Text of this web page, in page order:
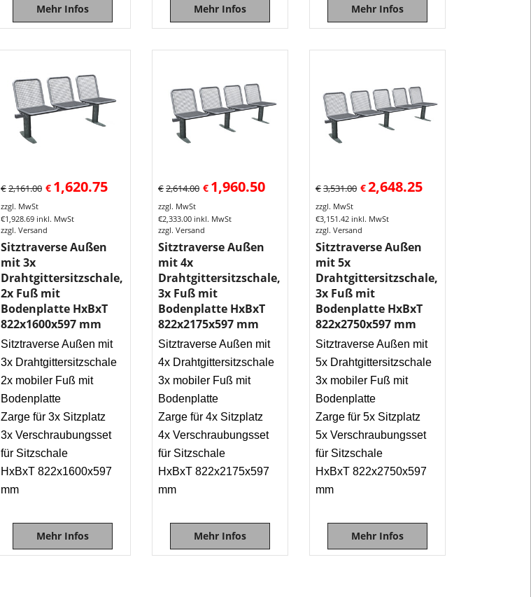
Mehr Infos Mehr Infos Mehr Infos
€2,161.00 € 1,620.75
zzgl. MwSt
€1,928.69 inkl. MwSt
zzgl. Versand
Sitztraverse Außen
mit 3x
Drahtgittersitzschale,
2x Fuß mit
Bodenplatte HxBxT
822x1600x597 mm
Sitztraverse Außen mit
3x Drahtgittersitzschale
2x mobiler Fuß mit
Bodenplatte
Zarge für 3x Sitzplatz
3x Verschraubungsset
für Sitzschale
HxBxT 822x1600x597
mm
Mehr Infos
€2,614.00 € 1,960.50
zzgl. MwSt
€2,333.00 inkl. MwSt
zzgl. Versand
Sitztraverse Außen
mit 4x
Drahtgittersitzschale,
3x Fuß mit
Bodenplatte HxBxT
822x2175x597 mm
Sitztraverse Außen mit
4x Drahtgittersitzschale
3x mobiler Fuß mit
Bodenplatte
Zarge für 4x Sitzplatz
4x Verschraubungsset
für Sitzschale
HxBxT 822x2175x597
mm
Mehr Infos
€3,531.00 €2,648.25
zzgl. MwSt
€3,151.42 inkl. MwSt
zzgl. Versand
Sitztraverse Außen
mit 5x
Drahtgittersitzschale,
3x Fuß mit
Bodenplatte HxBxT
822x2750x597 mm
Sitztraverse Außen mit
5x Drahtgittersitzschale
3x mobiler Fuß mit
Bodenplatte
Zarge für 5x Sitzplatz
5x Verschraubungsset
für Sitzschale
HxBxT 822x2750x597
mm
Mehr Infos